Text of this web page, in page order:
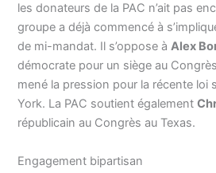
les donateurs de la PAC n’ait pas
groupe a déjà commencé à
de mi-mandat. Il s’oppose àAlex
démocrate pour un siège au
mené la pression pour la récente loi
York. La PAC soutient également
républicain au Congrès au Texas.
Engagement bipartisan